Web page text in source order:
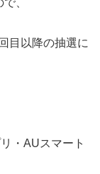
、
目以降の抽選に
・AUスマート